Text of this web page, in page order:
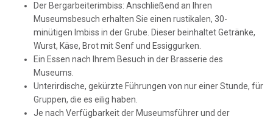
Der Bergarbeiterimbiss: Anschließend an Ihren
Museumsbesuch erhalten Sie einen rustikalen, 30-
minütigen Imbiss in der Grube. Dieser beinhaltet Getränke,
Wurst, Käse, Brot mit Senf und Essiggurken.
Ein Essen nach Ihrem Besuch in der Brasserie des
Museums.
Unterirdische, gekürzte Führungen von nur einer Stunde, für
Gruppen, die es eilig haben.
Je nach Verfügbarkeit der Museumsführer und der